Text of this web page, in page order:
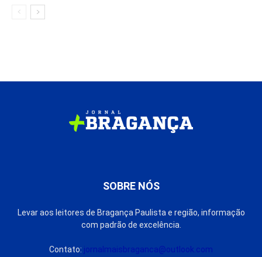
SOBRE NÓS
Levar aos leitores de Bragança Paulista e região, informação
com padrão de excelência.
Contato: jornalmaisbraganca@outlook.com